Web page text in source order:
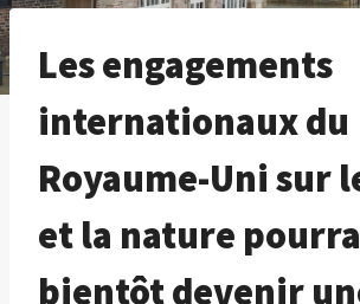
Les engagements
internationaux du
Royaume-Uni sur
et la nature
bientôt devenir